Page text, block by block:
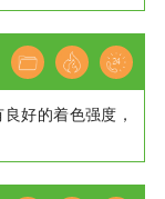
好的着色强度，